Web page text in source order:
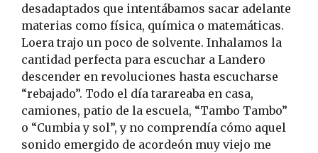
desadaptados que intentábamos sacar adelante
materias como física, química o matemáticas.
Loera trajo un poco de solvente. Inhalamos la
cantidad perfecta para escuchar a Landero
descender en revoluciones hasta escucharse
“rebajado”. Todo el día tarareaba en casa,
camiones, patio de la escuela, “Tambo Tambo”
o “Cumbia y sol”, y no comprendía cómo aquel
sonido emergido de acordeón muy viejo me